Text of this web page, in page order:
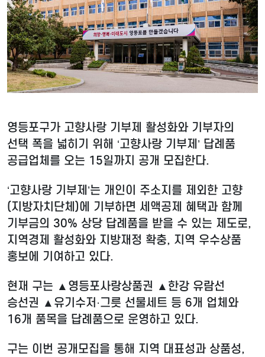
영등포구가 고향사랑 기부제 활성화와 기부자의
선택 폭을 넓히기 위해 ‘고향사랑 기부제’ 답례품
공급업체를 오는 15일까지 공개 모집한다.
‘고향사랑 기부제’는 개인이 주소지를 제외한 고향
(지방자치단체)에 기부하면 세액공제 혜택과 함께
기부금의 30% 상당 답례품을 받을 수 있는 제도로,
지역경제 활성화와 지방재정 확충, 지역 우수상품
홍보에 기여하고 있다.
현재 구는 ▲영등포사랑상품권 ▲한강 유람선
승선권 ▲유기수저·그릇 선물세트 등 6개 업체와
16개 품목을 답례품으로 운영하고 있다.
구는 이번 공개모집을 통해 지역 대표성과 상품성,